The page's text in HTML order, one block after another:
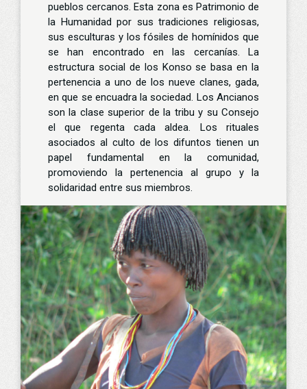
pueblos cercanos. Esta zona es Patrimonio de
la Humanidad por sus tradiciones religiosas,
sus esculturas y los fósiles de homínidos que
se han encontrado en las cercanías. La
estructura social de los Konso se basa en la
pertenencia a uno de los nueve clanes, gada,
en que se encuadra la sociedad. Los Ancianos
son la clase superior de la tribu y su Consejo
el que regenta cada aldea. Los rituales
asociados al culto de los difuntos tienen un
papel fundamental en la comunidad,
promoviendo la pertenencia al grupo y la
solidaridad entre sus miembros.